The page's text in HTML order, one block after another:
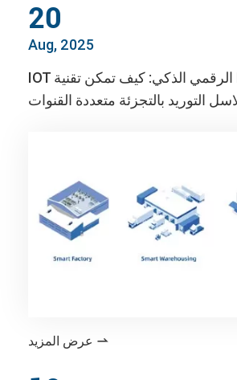
20
Aug, 2025
IOT الرقمي الذكي: كيف تمكن تقنية RFID للقرن
التوريد بالتجزئة متعددة القنوات
